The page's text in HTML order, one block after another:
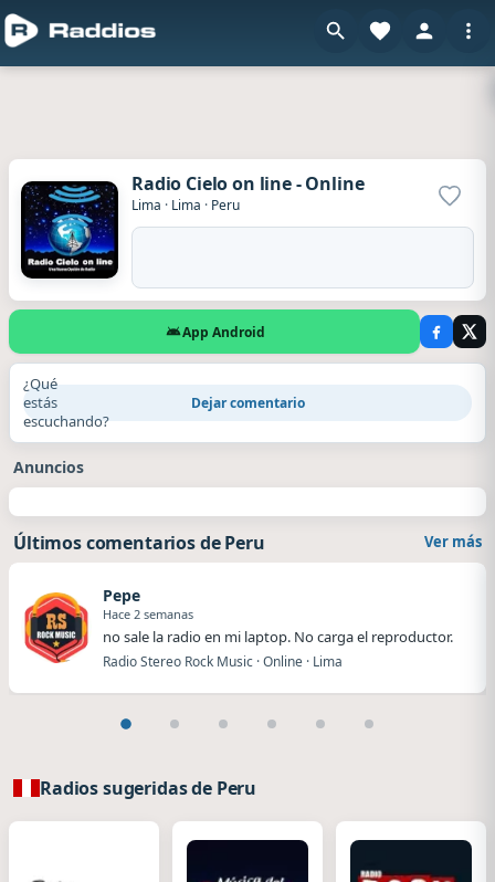
Radio Cielo on line - Online
Lima · Lima · Peru
App Android
¿Qué
estás
escuchando?
Dejar comentario
Anuncios
Últimos comentarios de Peru Ver más
Pepe
Hace 2 semanas
no sale la radio en mi laptop. No carga el reproductor.
Radio Stereo Rock Music · Online · Lima
Radios sugeridas de Peru